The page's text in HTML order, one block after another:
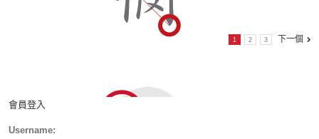
1 2 3 下一個
會員登入
Username: